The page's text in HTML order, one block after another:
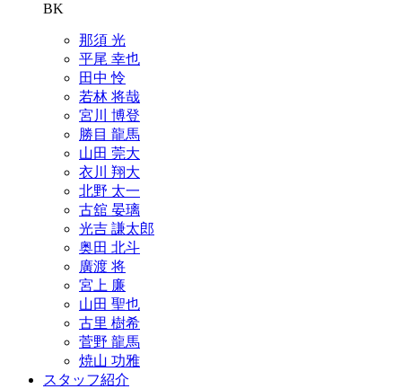
BK
那須 光
平尾 幸也
田中 怜
若林 将哉
宮川 博登
勝目 龍馬
山田 莞大
衣川 翔大
北野 太一
古舘 晏璃
光吉 謙太郎
奥田 北斗
廣渡 将
宮上 廉
山田 聖也
古里 樹希
菅野 龍馬
焼山 功雅
スタッフ紹介